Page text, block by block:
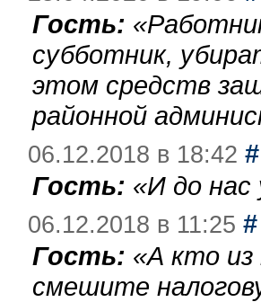
Гость: «
субботник,
этом средств
районной
06.12.2018 в 18:42 #
Гость: «И до нас
06.12.2018 в 11:25 #
Гость: «А кто
смешите